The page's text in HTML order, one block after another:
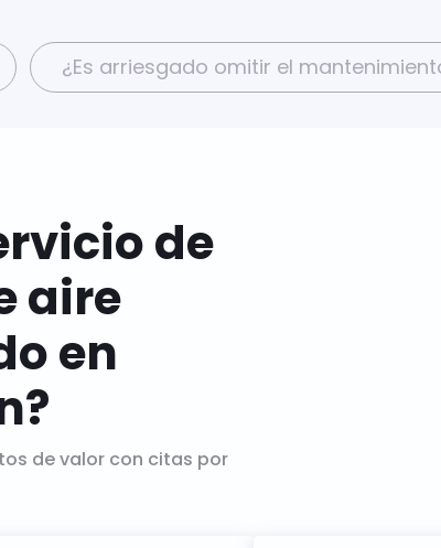
¿Es arriesgado omitir el
de
aire
en
de valor con citas por